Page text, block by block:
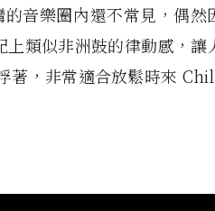
音樂圈內還不常見，偶然
類似非洲鼓的律動感，讓
著，非常適合放鬆時來